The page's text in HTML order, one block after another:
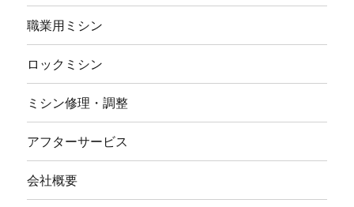
職業用ミシン
ロックミシン
ミシン修理・調整
アフターサービス
会社概要